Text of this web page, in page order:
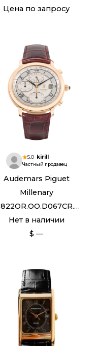
Цена по запросу
5.0 kirill
Частный продавец
Audemars Piguet
Millenary
25822OR.OO.D067CR.02
Нет в наличии
$ —